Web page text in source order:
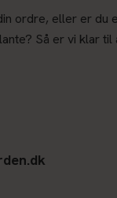
ordre, eller er du
Så er vi klar